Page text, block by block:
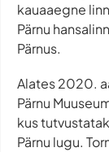
kauaaegne
Pärnu
Pärnus.
Alates 2020.
Pärnu
kus
Pärnu lugu.